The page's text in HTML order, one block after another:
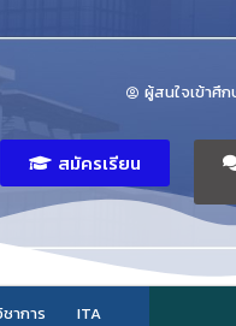
ผู้สนใจเข้าศึก
สมัครเรียน
าการ ITA